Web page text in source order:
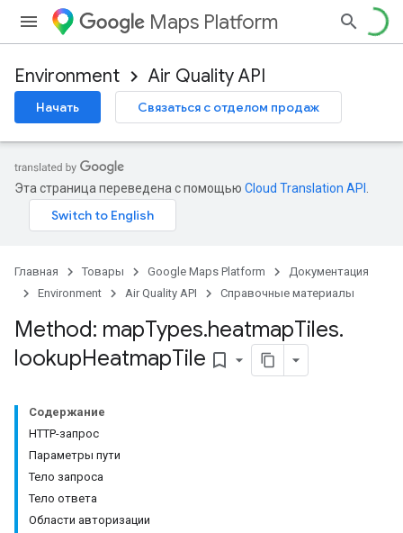
Maps Platform
Environment Air Quality API
Начать Связаться с отделом продаж
Эта страница переведена с помощью Cloud Translation API
Главная Товары Google Maps Platform
Документация
Environment
Air Quality API Справочные материалы
Method: mapTypes.heatmapTiles.
lookupHeatmapTile bookmark_border
Содержание
HTTP-запрос
Параметры пути
Тело запроса
Тело ответа
Области авторизации